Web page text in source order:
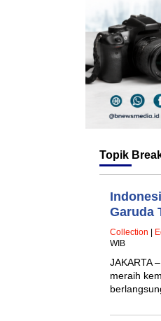
Topik
Garuda
Collection
WIB
JAKARTA
meraih